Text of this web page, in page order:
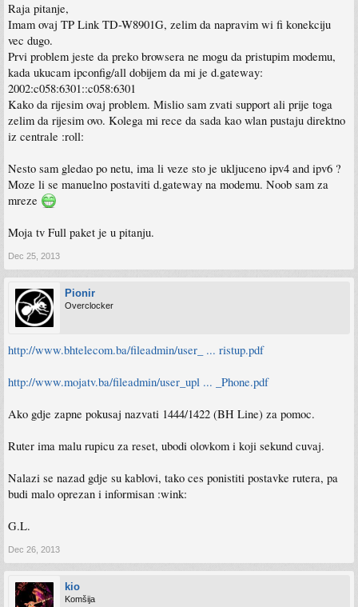
Raja pitanje,
Imam ovaj TP Link TD-W8901G, zelim da napravim wi fi konekciju
vec dugo.
Prvi problem jeste da preko browsera ne mogu da pristupim modemu,
kada ukucam ipconfig/all dobijem da mi je d.gateway:
2002:c058:6301::c058:6301
Kako da rijesim ovaj problem. Mislio sam zvati support ali prije toga
zelim da rijesim ovo. Kolega mi rece da sada kao wlan pustaju direktno
iz centrale :roll:
Nesto sam gledao po netu, ima li veze sto je ukljuceno ipv4 and ipv6 ?
Moze li se manuelno postaviti d.gateway na modemu. Noob sam za
mreze
Moja tv Full paket je u pitanju.
Dec 25, 2013
Pionir
Overclocker
http://www.bhtelecom.ba/fileadmin/user_ ... ristup.pdf
http://www.mojatv.ba/fileadmin/user_upl ... _Phone.pdf
Ako gdje zapne pokusaj nazvati 1444/1422 (BH Line) za pomoc.
Ruter ima malu rupicu za reset, ubodi olovkom i koji sekund cuvaj.
Nalazi se nazad gdje su kablovi, tako ces ponistiti postavke rutera, pa
budi malo oprezan i informisan :wink:
G.L.
Dec 26, 2013
kio
Komšija